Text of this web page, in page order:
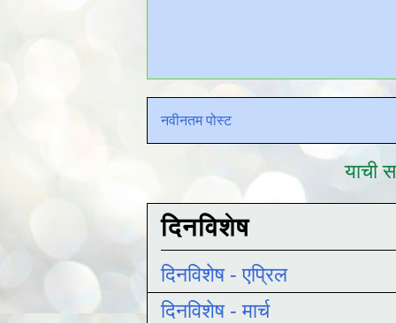
नवीनतम पोस्ट
याची
दिनविशेष
दिनविशेष - एप्रिल
दिनविशेष - मार्च